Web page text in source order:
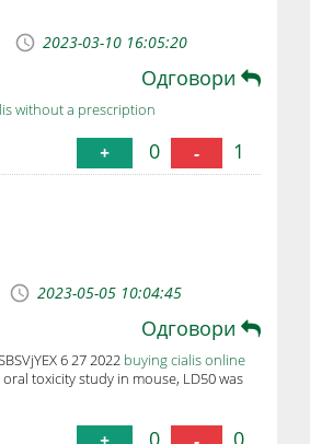
2023-03-10 16:05:20
Одговори
without a prescription
+ 0 - 1
2023-05-05 10:04:45
Одговори
6 27 2022 buying cialis online
toxicity study in mouse, LD50 was
0 0